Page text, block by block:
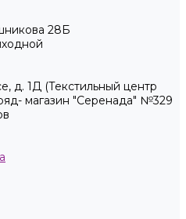
28Б
д. 1Д (Текстильный центр
магазин "Серенада" №329